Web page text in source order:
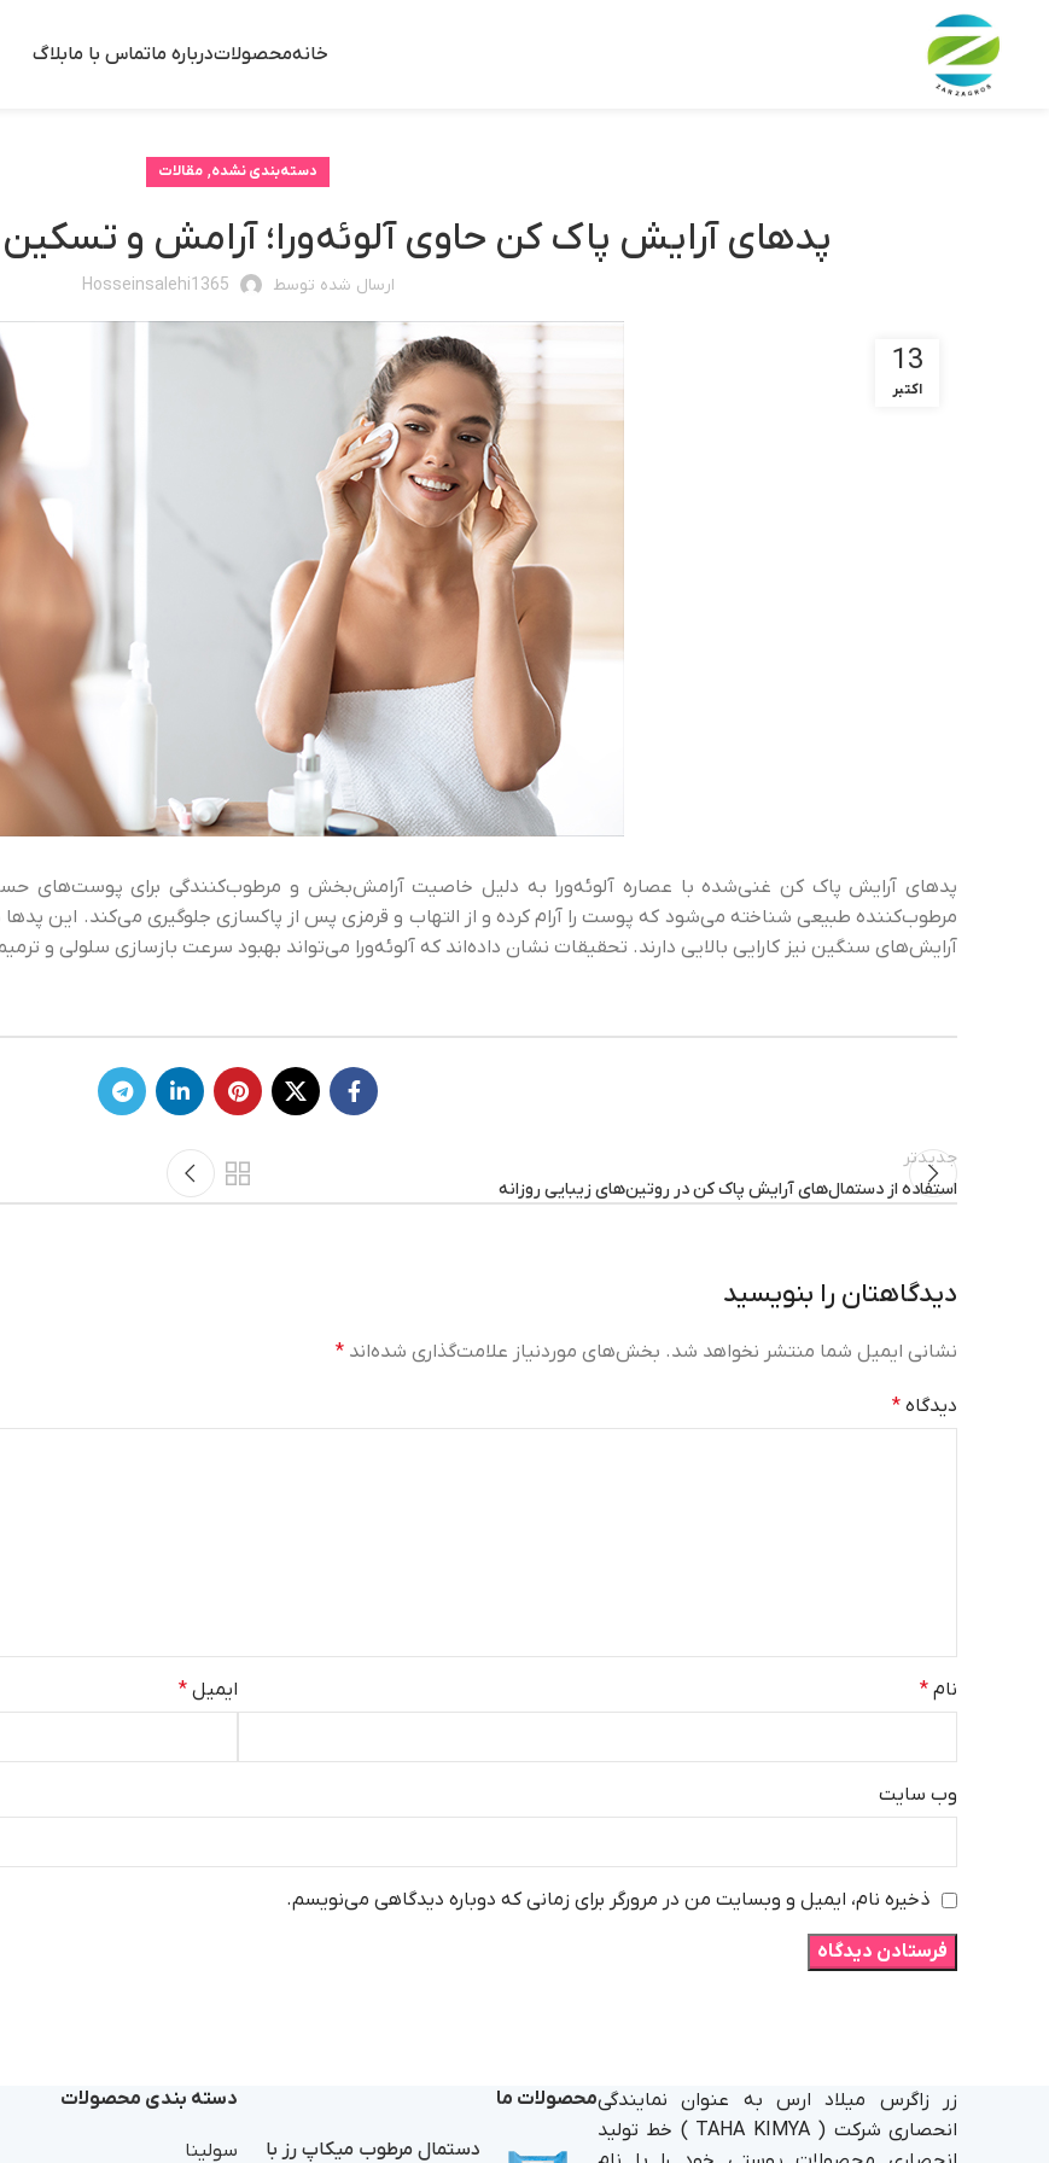
خانهمحصولاتدرباره ماتماس با مابلاگ
دسته‌بندی نشده, مقالات
پدهای آرایش پاک کن حاوی آلوئه‌ورا؛ آرامش و
ارسال شده توسط Hosseinsalehi1365
13
اکتبر
پدهای آرایش پاک کن غنی‌شده با عصاره آلوئه‌ورا به دلیل خاصیت آرامش‌بخش و مرطوب‌کنندگی برای پوست‌های
مرطوب‌کننده طبیعی شناخته می‌شود که پوست را آرام کرده و از التهاب و قرمزی پس از پاکسازی جلوگیری می‌کند. این پدها
آرایش‌های سنگین نیز کارایی بالایی دارند. تحقیقات نشان داده‌اند که آلوئه‌ورا می‌تواند بهبود سرعت بازسازی سلولی و
جدیدتر
استفاده از دستمال‌های آرایش پاک کن در روتین‌های زیبایی روزانه
دیدگاهتان را بنویسید
نشانی ایمیل شما منتشر نخواهد شد. بخش‌های موردنیاز علامت‌گذاری شده‌اند *
دیدگاه *
نام * ایمیل *
وب‌ سایت
ذخیره نام، ایمیل و وبسایت من در مرورگر برای زمانی که دوباره دیدگاهی می‌نویسم.
زر زاگرس میلاد ارس به عنوان نمایندگی
انحصاری شرکت ( TAHA KIMYA ) خط تولید
محصولات ما
دستمال مرطوب میکاپ رز با
دسته بندی محصولات
سولینا